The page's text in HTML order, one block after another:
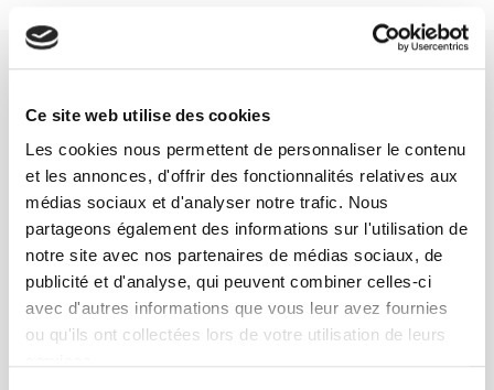
Ce site web utilise des cookies
Les cookies nous permettent de personnaliser le contenu
et les annonces, d'offrir des fonctionnalités relatives aux
médias sociaux et d'analyser notre trafic. Nous
partageons également des informations sur l'utilisation de
notre site avec nos partenaires de médias sociaux, de
publicité et d'analyse, qui peuvent combiner celles-ci
avec d'autres informations que vous leur avez fournies
ou qu'ils ont collectées lors de votre utilisation de leurs
SCIENCES PO UNIVERSITY PRESS has a threefold role: to publish
original research, to edit reference works for student use, and to
help public and political debate. continue
CONTACTS
FOREIGN RIGHTS